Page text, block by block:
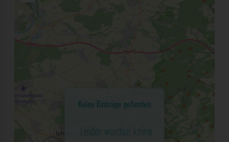
Keine Einträge gefunden
. Leider wurden keine